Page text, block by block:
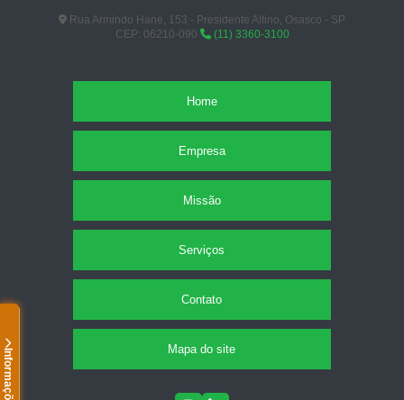
Informações
Rua Armindo Hane, 153 - Presidente Altino, Osasco - SP
CEP: 06210-090
(11) 3360-3100
Home
Empresa
Missão
Serviços
Contato
Mapa do site